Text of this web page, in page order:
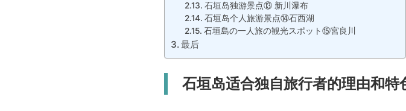
石垣岛独游景点⑬ 新川瀑布
石垣岛个人旅游景点⑭石西湖
石垣島の一人旅の観光スポット⑮宮良川
最后
石垣岛适合独自旅行者的理由和特